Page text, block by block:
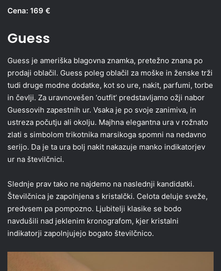
Cena: 169 €
Guess
Guess je ameriška blagovna znamka, pretežno znana po
prodaji oblačil. Guess poleg oblačil za moške in ženske trži
tudi druge modne dodatke, kot so ure, nakit, parfumi, torbe
in čevlji. Za uravnovešen ‘outfit’ predstavljamo ožji nabor
Guessovih zapestnih ur. Vsaka je po svoje zanimiva, in
ustreza počutju ali okolju. Majhna elegantna ura v rožnato
zlati s simbolom trikotnika marsikoga spomni na nedavno
serijo. Da je ta ura bolj nakit nakazuje manko indikatorjev
ur na številčnici.
Slednje prav tako ne najdemo na naslednji kandidatki.
Številčnica je zapolnjena s kristalčki. Celota deluje sveže,
predvsem pa pompozno. Ljubitelji klasike se bodo
navdušili nad jeklenim kronografom, kjer kristalni
indikatorji zapolnjujejo bogato številčnico.